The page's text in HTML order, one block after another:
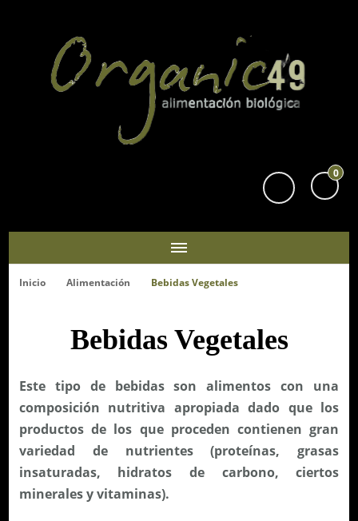
0
Inicio Alimentación Bebidas Vegetales
Bebidas Vegetales
Este tipo de bebidas son alimentos con una
composición nutritiva apropiada dado que los
productos de los que proceden contienen gran
variedad de nutrientes (proteínas, grasas
insaturadas, hidratos de carbono, ciertos
minerales y vitaminas).